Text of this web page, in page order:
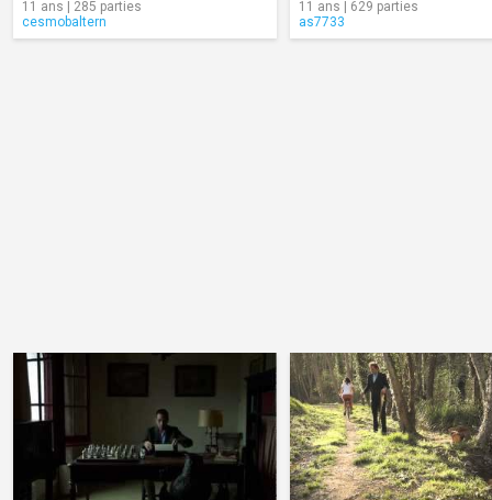
11 ans | 285 parties
cesmobaltern
11 ans | 629 parties
as7733